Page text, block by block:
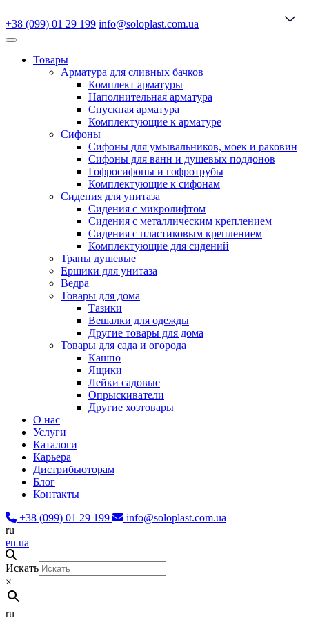
+38 (099) 01 29 199 info@soloplast.com.ua
Товары
Арматура для сливных бачков
Комплект арматуры
Наполнительная арматура
Спускная арматура
Комплектующие к арматуре
Сифоны
Сифоны для умывальников, моек и раковин
Сифоны для ванн и душевых поддонов
Гофросифоны и гофротрубы
Комплектующие к сифонам
Сидения для унитаза
Сидения с микролифтом
Сидения с металлическим креплением
Сидения с пластиковым креплением
Комплектующие для сидений
Трапы душевые
Ершики для унитаза
Ведра
Товары для дома
Тазики
Вешалки для одежды
Другие товары для дома
Товары для сада и огорода
Кашпо
Ящики
Лейки садовые
Опрыскиватели
Другие хозтовары
О нас
Услуги
Каталоги
Карьера
Дистрибьюторам
Блог
Контакты
+38 (099) 01 29 199
info@soloplast.com.ua
ru
en ua
Искать
×
ru